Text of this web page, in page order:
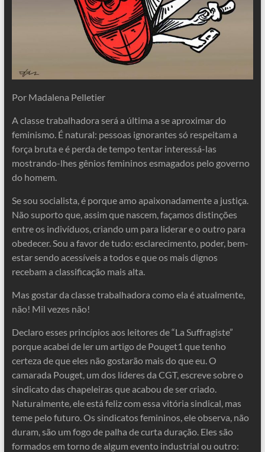
Por Madalena Pelletier
A classe trabalhadora será a última a se aproximar do
feminismo. É natural: pessoas ignorantes só respeitam a
força bruta e é perda de tempo tentar interessá-las
mostrando-lhes gênios femininos esmagados pelo governo
do homem.
Se sou socialista, é porque amo apaixonadamente a justiça.
Não suporto que, assim que nascem, façamos distinções
entre os indivíduos, criando um para liderar e o outro para
obedecer. Sou a favor de tudo: esclarecimento, poder, bem-
estar sendo acessíveis a todos e que os mais dignos
recebam a classificação mais alta.
Mas gostar da classe trabalhadora como ela é atualmente,
não! Mil vezes não!
Declaro esses princípios aos leitores de “La Suffragiste”
porque acabei de ler um artigo de Pouget1 que tenho
certeza de que eles não gostarão mais do que eu. O
camarada Pouget, um dos líderes da CGT, escreve sobre o
sindicato das chapeleiras que acabou de ser criado.
Naturalmente, ele está feliz com essa vitória sindical, mas
teme pelo futuro. Os sindicatos femininos, ele observa, não
duram, são um fogo de palha de curta duração. Eles são
formados em torno de algum evento industrial ou outro: